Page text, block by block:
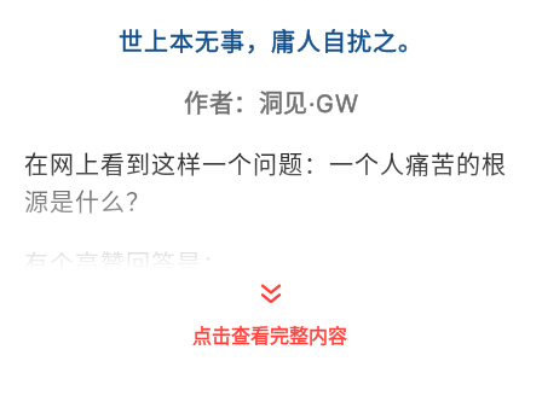
世上本无事，庸人自扰之。
作者：洞见·GW
在网上看到这样一个问题：一个人痛苦的根
源是什么？
有个高赞回答是：
每个人的一生，都会遭受两支箭的攻击：
点击查看完整内容